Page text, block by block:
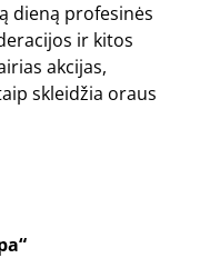
dieną profesinės
ir kitos
akcijas,
skleidžia oraus